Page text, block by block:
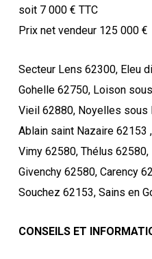
soit 7 000 € TTC
Prix net vendeur 125 000 €
Secteur Lens 62300, Eleu
Gohelle 62750, Loison
Vieil 62880, Noyelles sous
Ablain saint Nazaire 62153
Vimy 62580, Thélus
Givenchy 62580, Carency
Souchez 62153, Sains en
CONSEILS ET